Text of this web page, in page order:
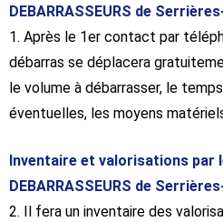
DEBARRASSEURS de
1. Après le 1er contact par
débarras se déplacera
le volume à débarrasser, le
éventuelles, les moyens
Inventaire et valorisations par
DEBARRASSEURS de
2. Il fera un inventaire des